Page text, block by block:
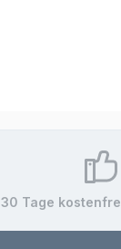
30 Tage